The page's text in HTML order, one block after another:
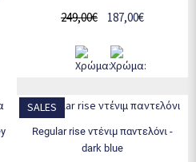
187,00€
249,00€
SALES
regular rise ντένιμ παντελόνι -
dark blue